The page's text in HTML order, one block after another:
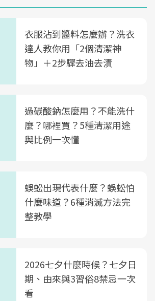
衣服沾到醬料怎麼辦？洗衣
達人教你用「2個清潔神
物」＋2步驟去油去漬
過碳酸鈉怎麼用？不能洗什
麼？哪裡買？5種清潔用途
與比例一次懂
蜈蚣出現代表什麼？蜈蚣怕
什麼味道？6種消滅方法完
整教學
2026七夕什麼時候？七夕日
期、由來與3習俗8禁忌一次
看